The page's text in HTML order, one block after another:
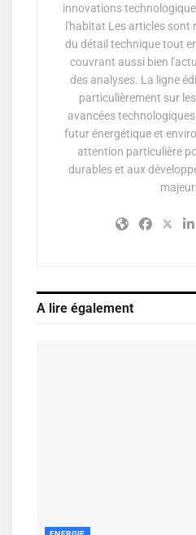
innovations
l'habitat Les articles sont
du détail technique tout
couvrant aussi bien
des analyses. La ligne
particulièrement sur
avancées
futur énergétique et
attention particulière
durables et aux
A lire également